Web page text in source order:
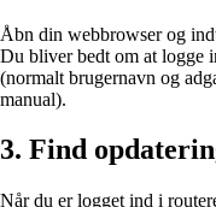
Åbn din webbrowser og
Du bliver bedt om at logge
(normalt brugernavn og
manual).
3. Find
Når du er logget ind i